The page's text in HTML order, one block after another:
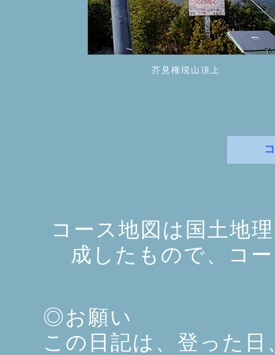
芥見権現山頂上
コース地図は国土地
成したもので、コ
◎お願い
この日記は、登った